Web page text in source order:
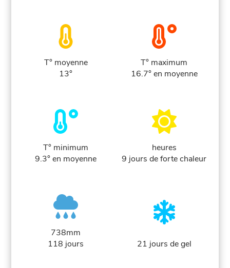
T° moyenne
13°
T° maximum
16.7° en moyenne
T° minimum
9.3° en moyenne
heures
9 jours de forte chaleur
738mm
118 jours
21 jours de gel